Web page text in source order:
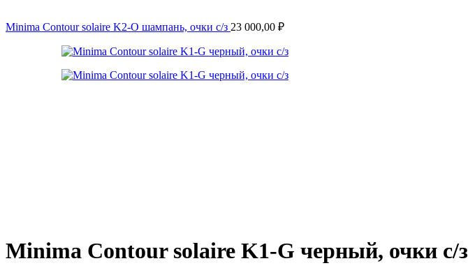
Minima Contour solaire K2-О шампань, очки с/з 23 000,00 ₽
Minima Contour solaire K1-G черный, очки с/з